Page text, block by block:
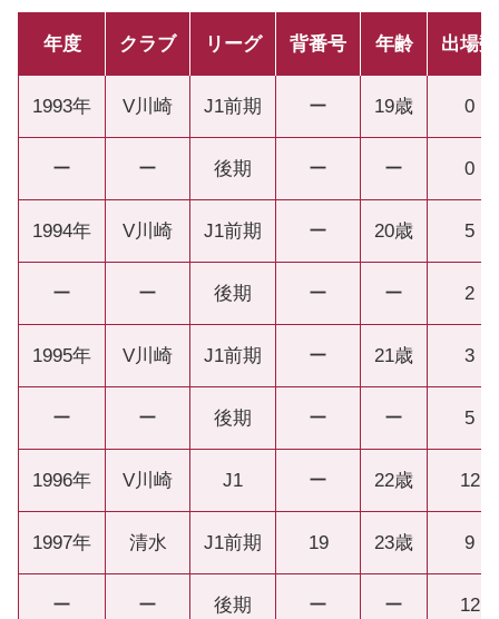
年度 クラブ リーグ 背番号 年齢 出場数
1993年 V川崎 J1前期 ー 19歳 0
ー ー 後期 ー ー 0
1994年 V川崎 J1前期 ー 20歳 5
ー ー 後期 ー ー 2
1995年 V川崎 J1前期 ー 21歳 3
ー ー 後期 ー ー 5
1996年 V川崎 J1 ー 22歳 12
1997年 清水 J1前期 19 23歳 9
ー ー 後期 ー ー 12